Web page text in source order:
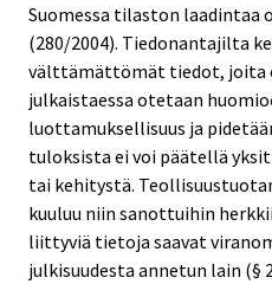
Suomessa tilaston laadintaa
(280/2004). Tiedonantajilta
välttämättömät tiedot, joita
julkaistaessa otetaan
luottamuksellisuus ja
tuloksista ei voi päätellä
tai kehitystä.
kuuluu niin sanottuihin
liittyviä tietoja saavat
julkisuudesta annetun lain (§